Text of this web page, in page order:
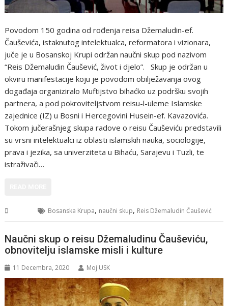
Povodom 150 godina od rođenja reisa Džemaludin-ef.
Čauševića, istaknutog intelektualca, reformatora i vizionara,
juče je u Bosanskoj Krupi održan naučni skup pod nazivom
“Reis Džemaludin Čaušević, život i djelo”. Skup je održan u
okviru manifestacije koju je povodom obilježavanja ovog
događaja organiziralo Muftijstvo bihaćko uz podršku svojih
partnera, a pod pokroviteljstvom reisu-l-uleme Islamske
zajednice (IZ) u Bosni i Hercegovini Husein-ef. Kavazovića.
Tokom jučerašnjeg skupa radove o reisu Čauševiću predstavili
su vrsni intelektualci iz oblasti islamskih nauka, sociologije,
prava i jezika, sa univerziteta u Bihaću, Sarajevu i Tuzli, te
istraživači…
Bosanska Krupa, naučni skup, Reis Džemaludin Čaušević
Naučni skup o reisu Džemaludinu Čauševiću,
obnovitelju islamske misli i kulture
11 Decembra, 2020 Moj USK